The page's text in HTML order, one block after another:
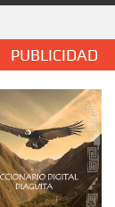
PUBLICIDAD